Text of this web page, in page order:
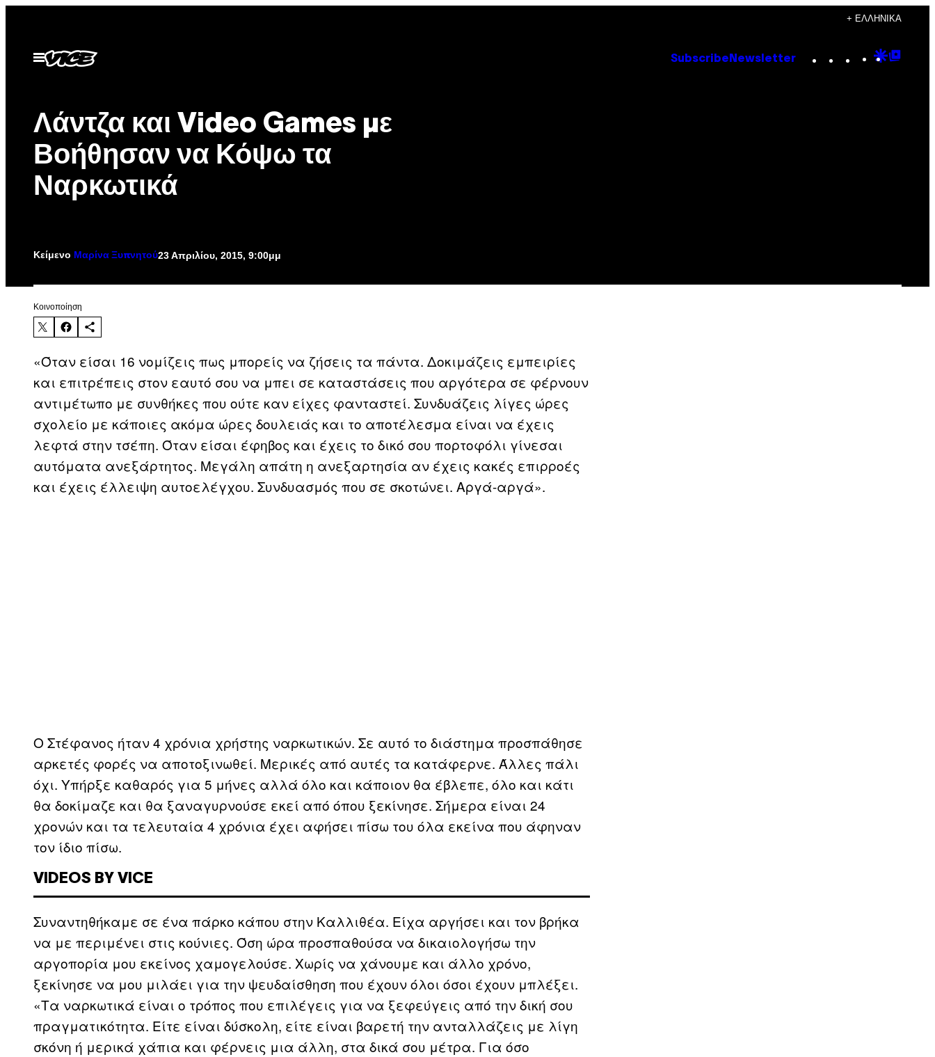
περιεχόμενο
+ ΕΛΛΗΝΙΚΆ
Ανοίξτε
το
Subscribe Newsletter Instagram
TikTok
YouTube
Google
Λάντζα και Video Games με
Βοήθησαν να Κόψω τα
Ναρκωτικά
Κείμενο Μαρίνα Ξυπνητού23 Απριλίου, 2015, 9:00μμ
Kοινοποίηση
«Όταν είσαι 16 νομίζεις πως μπορείς να ζήσεις τα πάντα. Δοκιμάζεις εμπειρίες
και επιτρέπεις στον εαυτό σου να μπει σε καταστάσεις που αργότερα σε φέρνουν
αντιμέτωπο με συνθήκες που ούτε καν είχες φανταστεί. Συνδυάζεις λίγες ώρες
σχολείο με κάποιες ακόμα ώρες δουλειάς και το αποτέλεσμα είναι να έχεις
λεφτά στην τσέπη. Όταν είσαι έφηβος και έχεις το δικό σου πορτοφόλι γίνεσαι
αυτόματα ανεξάρτητος. Μεγάλη απάτη η ανεξαρτησία αν έχεις κακές επιρροές
και έχεις έλλειψη αυτοελέγχου. Συνδυασμός που σε σκοτώνει. Αργά-αργά».
Ο Στέφανος ήταν 4 χρόνια χρήστης ναρκωτικών. Σε αυτό το διάστημα προσπάθησε
αρκετές φορές να αποτοξινωθεί. Μερικές από αυτές τα κατάφερνε. Άλλες πάλι
όχι. Υπήρξε καθαρός για 5 μήνες αλλά όλο και κάποιον θα έβλεπε, όλο και κάτι
θα δοκίμαζε και θα ξαναγυρνούσε εκεί από όπου ξεκίνησε. Σήμερα είναι 24
χρονών και τα τελευταία 4 χρόνια έχει αφήσει πίσω του όλα εκείνα που άφηναν
τον ίδιο πίσω.
VIDEOS BY VICE
Συναντηθήκαμε σε ένα πάρκο κάπου στην Καλλιθέα. Είχα αργήσει και τον βρήκα
να με περιμένει στις κούνιες. Όση ώρα προσπαθούσα να δικαιολογήσω την
αργοπορία μου εκείνος χαμογελούσε. Χωρίς να χάνουμε και άλλο χρόνο,
ξεκίνησε να μου μιλάει για την ψευδαίσθηση που έχουν όλοι όσοι έχουν μπλέξει.
«Τα ναρκωτικά είναι ο τρόπος που επιλέγεις για να ξεφεύγεις από την δική σου
πραγματικότητα. Είτε είναι δύσκολη, είτε είναι βαρετή την ανταλλάζεις με λίγη
σκόνη ή μερικά χάπια και φέρνεις μια άλλη, στα δικά σου μέτρα. Για όσο